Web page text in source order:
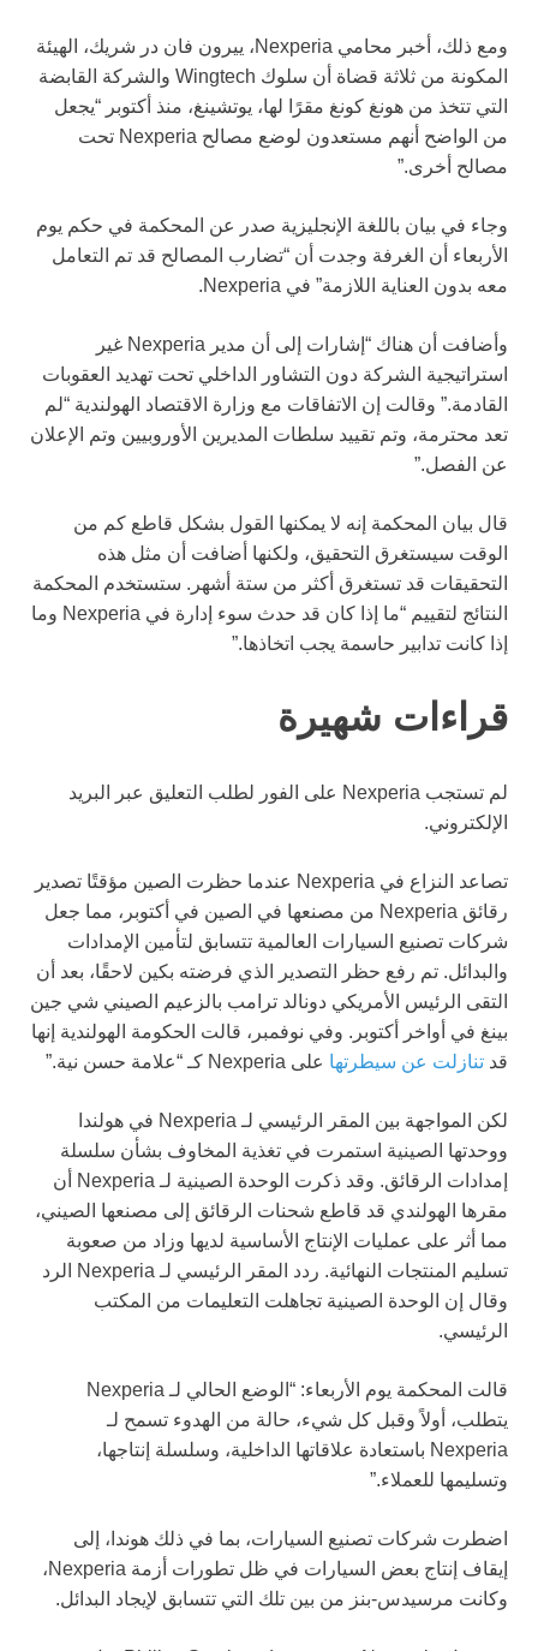
ومع ذلك، أخبر محامي Nexperia، ييرون فان در شريك، الهيئة
المكونة من ثلاثة قضاة أن سلوك Wingtech والشركة القابضة
التي تتخذ من هونغ كونغ مقرًا لها، يوتشينغ، منذ أكتوبر “يجعل
من الواضح أنهم مستعدون لوضع مصالح Nexperia تحت
مصالح أخرى.”
وجاء في بيان باللغة الإنجليزية صدر عن المحكمة في حكم يوم
الأربعاء أن الغرفة وجدت أن “تضارب المصالح قد تم التعامل
معه بدون العناية اللازمة” في Nexperia.
وأضافت أن هناك “إشارات إلى أن مدير Nexperia غير
استراتيجية الشركة دون التشاور الداخلي تحت تهديد العقوبات
القادمة.” وقالت إن الاتفاقات مع وزارة الاقتصاد الهولندية “لم
تعد محترمة، وتم تقييد سلطات المديرين الأوروبيين وتم الإعلان
عن الفصل.”
قال بيان المحكمة إنه لا يمكنها القول بشكل قاطع كم من
الوقت سيستغرق التحقيق، ولكنها أضافت أن مثل هذه
التحقيقات قد تستغرق أكثر من ستة أشهر. ستستخدم المحكمة
النتائج لتقييم “ما إذا كان قد حدث سوء إدارة في Nexperia وما
إذا كانت تدابير حاسمة يجب اتخاذها.”
قراءات شهيرة
لم تستجب Nexperia على الفور لطلب التعليق عبر البريد
الإلكتروني.
تصاعد النزاع في Nexperia عندما حظرت الصين مؤقتًا تصدير
رقائق Nexperia من مصنعها في الصين في أكتوبر، مما جعل
شركات تصنيع السيارات العالمية تتسابق لتأمين الإمدادات
والبدائل. تم رفع حظر التصدير الذي فرضته بكين لاحقًا، بعد أن
التقى الرئيس الأمريكي دونالد ترامب بالزعيم الصيني شي جين
بينغ في أواخر أكتوبر. وفي نوفمبر، قالت الحكومة الهولندية إنها
قد تنازلت عن سيطرتها على Nexperia كـ “علامة حسن نية.”
لكن المواجهة بين المقر الرئيسي لـ Nexperia في هولندا
ووحدتها الصينية استمرت في تغذية المخاوف بشأن سلسلة
إمدادات الرقائق. وقد ذكرت الوحدة الصينية لـ Nexperia أن
مقرها الهولندي قد قاطع شحنات الرقائق إلى مصنعها الصيني،
مما أثر على عمليات الإنتاج الأساسية لديها وزاد من صعوبة
تسليم المنتجات النهائية. ردد المقر الرئيسي لـ Nexperia الرد
وقال إن الوحدة الصينية تجاهلت التعليمات من المكتب
الرئيسي.
قالت المحكمة يوم الأربعاء: “الوضع الحالي لـ Nexperia
يتطلب، أولاً وقبل كل شيء، حالة من الهدوء تسمح لـ
Nexperia باستعادة علاقاتها الداخلية، وسلسلة إنتاجها،
وتسليمها للعملاء.”
اضطرت شركات تصنيع السيارات، بما في ذلك هوندا، إلى
إيقاف إنتاج بعض السيارات في ظل تطورات أزمة Nexperia،
وكانت مرسيدس-بنز من بين تلك التي تتسابق لإيجاد البدائل.